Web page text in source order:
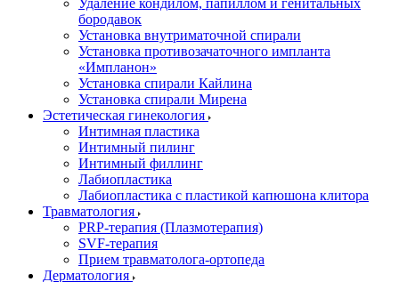
Удаление кондилом, папиллом и генитальных
бородавок
Установка внутриматочной спирали
Установка противозачаточного импланта
«Импланон»
Установка спирали Кайлина
Установка спирали Мирена
Эстетическая гинекология
Интимная пластика
Интимный пилинг
Интимный филлинг
Лабиопластика
Лабиопластика с пластикой капюшона клитора
Травматология
PRP-терапия (Плазмотерапия)
SVF-терапия
Прием травматолога-ортопеда
Дерматология